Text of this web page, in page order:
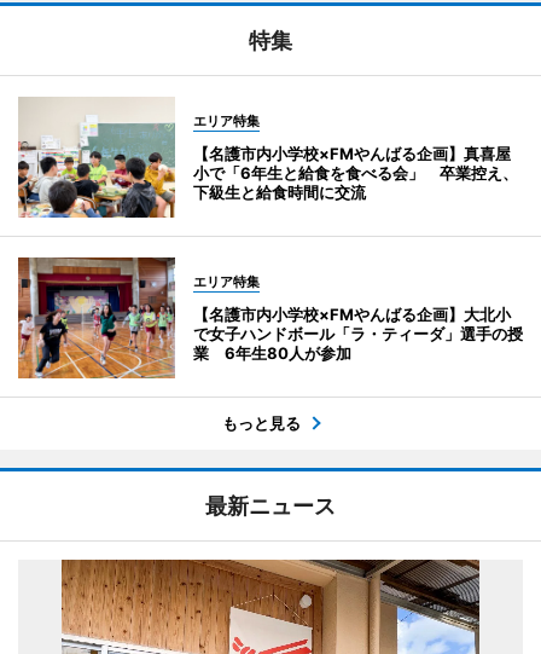
特集
エリア特集
【名護市内小学校×FMやんばる企画】真喜屋
小で「6年生と給食を食べる会」 卒業控え、
下級生と給食時間に交流
エリア特集
【名護市内小学校×FMやんばる企画】大北小
で女子ハンドボール「ラ・ティーダ」選手の授
業 6年生80人が参加
もっと見る
最新ニュース